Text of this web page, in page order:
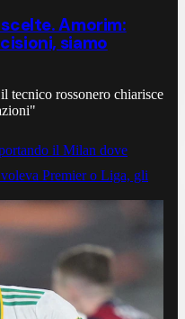
Amorim:
siamo
tecnico rossonero chiarisce
il Milan dove
Premier o Liga, gli